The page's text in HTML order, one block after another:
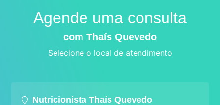
Agende uma consulta
com Thaís Quevedo
Selecione o local de atendimento
Nutricionista Thaís Quevedo